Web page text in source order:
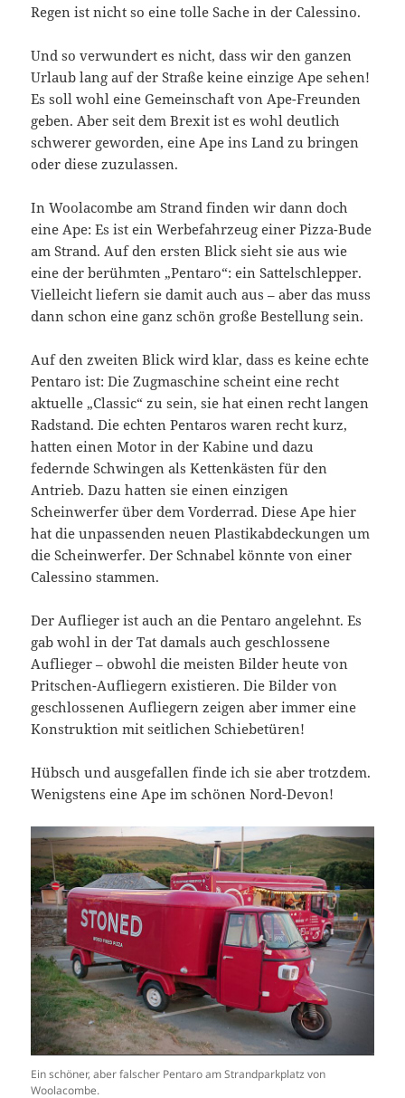
Regen ist nicht so eine tolle Sache in der Calessino.
Und so verwundert es nicht, dass wir den ganzen
Urlaub lang auf der Straße keine einzige Ape sehen!
Es soll wohl eine Gemeinschaft von Ape-Freunden
geben. Aber seit dem Brexit ist es wohl deutlich
schwerer geworden, eine Ape ins Land zu bringen
oder diese zuzulassen.
In Woolacombe am Strand finden wir dann doch
eine Ape: Es ist ein Werbefahrzeug einer Pizza-Bude
am Strand. Auf den ersten Blick sieht sie aus wie
eine der berühmten „Pentaro“: ein Sattelschlepper.
Vielleicht liefern sie damit auch aus – aber das muss
dann schon eine ganz schön große Bestellung sein.
Auf den zweiten Blick wird klar, dass es keine echte
Pentaro ist: Die Zugmaschine scheint eine recht
aktuelle „Classic“ zu sein, sie hat einen recht langen
Radstand. Die echten Pentaros waren recht kurz,
hatten einen Motor in der Kabine und dazu
federnde Schwingen als Kettenkästen für den
Antrieb. Dazu hatten sie einen einzigen
Scheinwerfer über dem Vorderrad. Diese Ape hier
hat die unpassenden neuen Plastikabdeckungen um
die Scheinwerfer. Der Schnabel könnte von einer
Calessino stammen.
Der Auflieger ist auch an die Pentaro angelehnt. Es
gab wohl in der Tat damals auch geschlossene
Auflieger – obwohl die meisten Bilder heute von
Pritschen-Aufliegern existieren. Die Bilder von
geschlossenen Aufliegern zeigen aber immer eine
Konstruktion mit seitlichen Schiebetüren!
Hübsch und ausgefallen finde ich sie aber trotzdem.
Wenigstens eine Ape im schönen Nord-Devon!
Ein schöner, aber falscher Pentaro am Strandparkplatz von
Woolacombe.